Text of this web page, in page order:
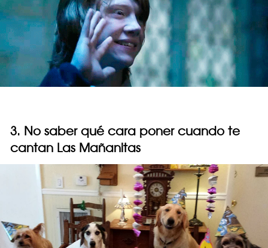
3. No saber qué cara poner cuando te
cantan Las Mañanitas